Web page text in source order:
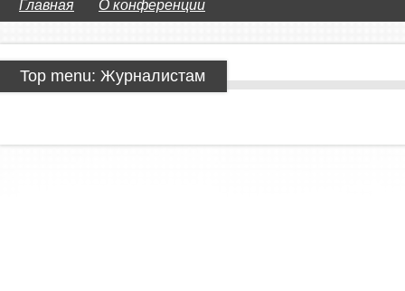
Главная О конференции
Top menu: Журналистам